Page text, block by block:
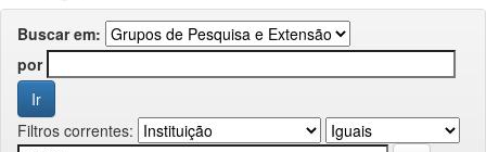
Buscar em:
por
Filtros correntes: